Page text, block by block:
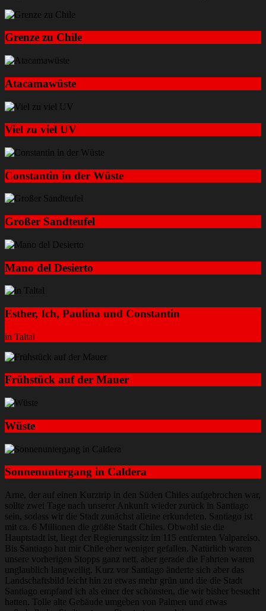
Grenze zu Chile
Atacamawüste
Viel zu viel UV
Constantin in der Wüste
Großer Sandteufel
Mano del Desierto
Esther, Ich, Paulina und Constantin
in Taltal
Frühstück auf der Mauer
Wüste
Sonnenuntergang in Caldera
Arne, der auf einen Kurztrip in den Süden Chiles aufgebrochen war,
sollte zwei Tage nach unserer Ankunft wieder zurück in Santiago
sein, sodass wir die Stadt zunächst alleine erkundeten. Santiago ist
mit ca. 6 Millionen die größte Stadt Chiles. Obwohl sie die
Hauptstadt ist, liegt der Regierungssitz im 115 entfernten Valpareiso.
Bis Santiago hat mir Chile eher weniger gefallen. Natürlich waren
unsere vorherigen Stopps ganz nett, aber gerade die Fahrten waren
unglaublich langweilig. Kurz vor Santiago änderte sich aber das
Landschaftsbild leicht hin zu etwas mehr grün und die die Stadt
Santiago empfand ich als einer der schönsten, die wir bisher besucht
hatten. Tolle alte Gebäude umgeben von Palmen und etwas